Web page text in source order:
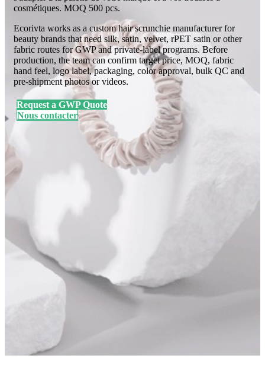
cosmétiques. MOQ 500 pcs.
Ecorivta works as a custom hair scrunchie manufacturer for
beauty brands that need silk, satin, velvet, rPET satin or other
fabric routes for GWP and private-label programs. Before
production, the team can confirm target price, MOQ, fabric
hand feel, logo label, packaging, color approval, bulk QC and
pre-shipment photos or videos.
Request a GWP Quote
Nous contacter